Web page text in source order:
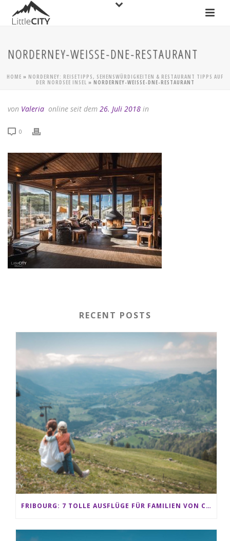
NORDERNEY-WEISSE-DNE-RESTAURANT
HOME » NORDERNEY: REISETIPPS, SEHENSWÜRDIGKEITEN & RESTAURANT TIPPS AUF
DER NORDSEE INSEL » NORDERNEY-WEISSE-DNE-RESTAURANT
von Valeria online seit dem 26. Juli 2018 in
0
RECENT POSTS
FRIBOURG: 7 TOLLE AUSFLÜGE FÜR FAMILIEN VON CHARMEY BIS LES PACCOTS